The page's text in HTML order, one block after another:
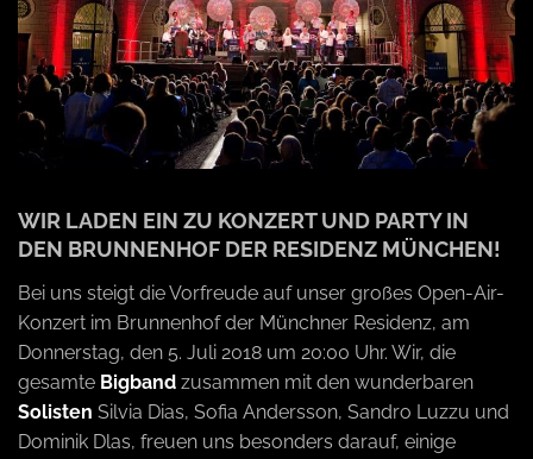
v
i
WIR LADEN EIN ZU KONZERT UND PARTY IN
DEN BRUNNENHOF DER RESIDENZ MÜNCHEN!
Bei uns steigt die Vorfreude auf unser großes Open-Air-
Konzert im Brunnenhof der Münchner Residenz, am
Donnerstag, den 5. Juli 2018 um 20:00 Uhr. Wir, die
gesamte Bigband zusammen mit den wunderbaren
Solisten Silvia Dias, Sofia Andersson, Sandro Luzzu und
Dominik Dlas, freuen uns besonders darauf, einige